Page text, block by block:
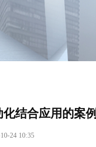
结合应用的案例
24 10:35